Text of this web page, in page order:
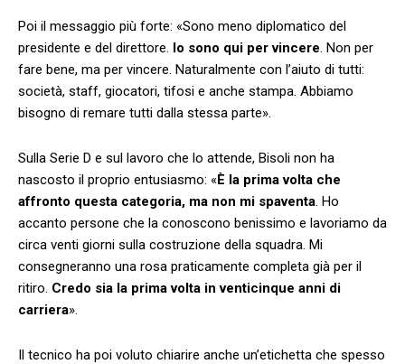
Poi il messaggio più forte: «Sono meno diplomatico del
presidente e del direttore. Io sono qui per vincere. Non per
fare bene, ma per vincere. Naturalmente con l’aiuto di tutti:
società, staff, giocatori, tifosi e anche stampa. Abbiamo
bisogno di remare tutti dalla stessa parte».
Sulla Serie D e sul lavoro che lo attende, Bisoli non ha
nascosto il proprio entusiasmo: «È la prima volta che
affronto questa categoria, ma non mi spaventa. Ho
accanto persone che la conoscono benissimo e lavoriamo da
circa venti giorni sulla costruzione della squadra. Mi
consegneranno una rosa praticamente completa già per il
ritiro. Credo sia la prima volta in venticinque anni di
carriera».
Il tecnico ha poi voluto chiarire anche un’etichetta che spesso